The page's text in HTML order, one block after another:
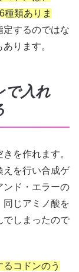
類ありま
定するのではな
ります。
で入れ
を作れます。
えを行い合成ゲ
ンド・エラーの
同じアミノ酸を
でしまったので
コドンのう